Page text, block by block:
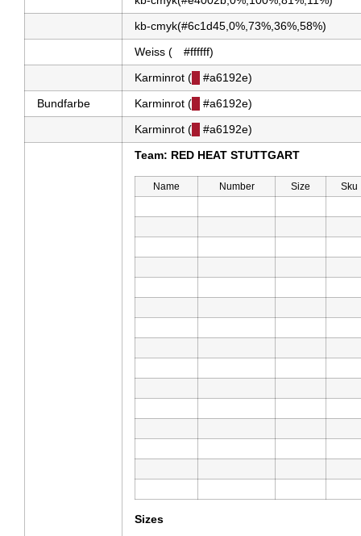
kb-cmyk(#6c1d45,0%,73%,36%,58%)
Weiss (
#ffffff)
Karminrot (
#a6192e)
Bundfarbe
Karminrot (
#a6192e)
Karminrot (
#a6192e)
Team: RED HEAT STUTTGART
Name Number Size Sku
Sizes